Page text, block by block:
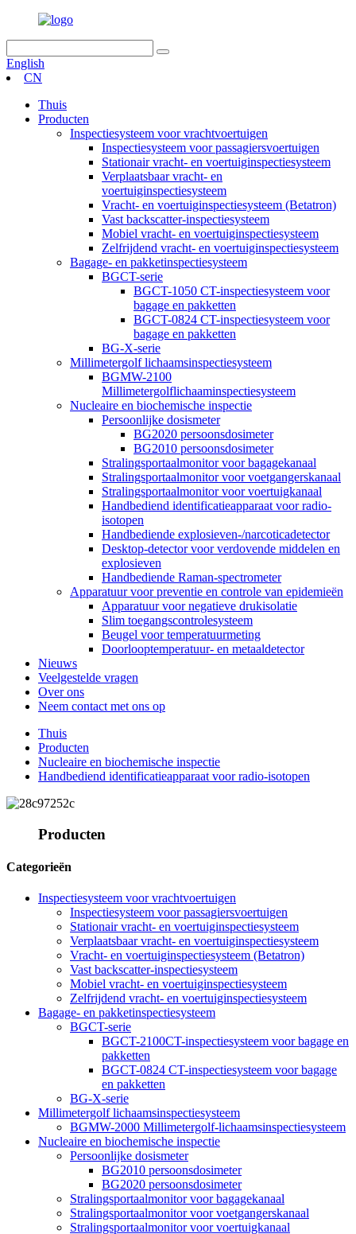
English
CN
Thuis
Producten
Inspectiesysteem voor vrachtvoertuigen
Inspectiesysteem voor passagiersvoertuigen
Stationair vracht- en voertuiginspectiesysteem
Verplaatsbaar vracht- en
voertuiginspectiesysteem
Vracht- en voertuiginspectiesysteem (Betatron)
Vast backscatter-inspectiesysteem
Mobiel vracht- en voertuiginspectiesysteem
Zelfrijdend vracht- en voertuiginspectiesysteem
Bagage- en pakketinspectiesysteem
BGCT-serie
BGCT-1050 CT-inspectiesysteem voor
bagage en pakketten
BGCT-0824 CT-inspectiesysteem voor
bagage en pakketten
BG-X-serie
Millimetergolf lichaamsinspectiesysteem
BGMW-2100
Millimetergolflichaaminspectiesysteem
Nucleaire en biochemische inspectie
Persoonlijke dosismeter
BG2020 persoonsdosimeter
BG2010 persoonsdosimeter
Stralingsportaalmonitor voor bagagekanaal
Stralingsportaalmonitor voor voetgangerskanaal
Stralingsportaalmonitor voor voertuigkanaal
Handbediend identificatieapparaat voor radio-
isotopen
Handbediende explosieven-/narcoticadetector
Desktop-detector voor verdovende middelen en
explosieven
Handbediende Raman-spectrometer
Apparatuur voor preventie en controle van epidemieën
Apparatuur voor negatieve drukisolatie
Slim toegangscontrolesysteem
Beugel voor temperatuurmeting
Doorlooptemperatuur- en metaaldetector
Nieuws
Veelgestelde vragen
Over ons
Neem contact met ons op
Thuis
Producten
Nucleaire en biochemische inspectie
Handbediend identificatieapparaat voor radio-isotopen
Producten
Categorieën
Inspectiesysteem voor vrachtvoertuigen
Inspectiesysteem voor passagiersvoertuigen
Stationair vracht- en voertuiginspectiesysteem
Verplaatsbaar vracht- en voertuiginspectiesysteem
Vracht- en voertuiginspectiesysteem (Betatron)
Vast backscatter-inspectiesysteem
Mobiel vracht- en voertuiginspectiesysteem
Zelfrijdend vracht- en voertuiginspectiesysteem
Bagage- en pakketinspectiesysteem
BGCT-serie
BGCT-2100CT-inspectiesysteem voor bagage en
pakketten
BGCT-0824 CT-inspectiesysteem voor bagage
en pakketten
BG-X-serie
Millimetergolf lichaamsinspectiesysteem
BGMW-2000 Millimetergolf-lichaamsinspectiesysteem
Nucleaire en biochemische inspectie
Persoonlijke dosismeter
BG2010 persoonsdosimeter
BG2020 persoonsdosimeter
Stralingsportaalmonitor voor bagagekanaal
Stralingsportaalmonitor voor voetgangerskanaal
Stralingsportaalmonitor voor voertuigkanaal